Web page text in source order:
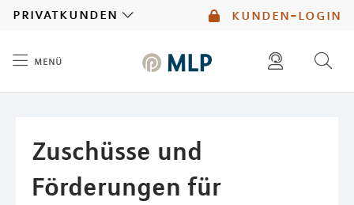
kunden-login
privatkunden
menü
Zuschüsse und
Förderungen für